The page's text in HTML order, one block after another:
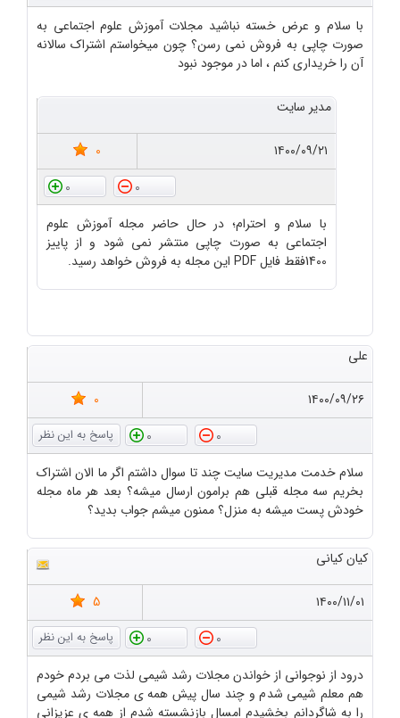
با سلام و عرض خسته نباشید مجلات آموزش علوم اجتماعی به
صورت چاپی به فروش نمی رسن؟ چون میخواستم اشتراک سالانه
آن را خریداری کنم ، اما در موجود نبود
مدیر سایت
۱۴۰۰/۰۹/۲۱
0
0
0
با سلام و احترام؛ در حال حاضر مجله آموزش علوم
اجتماعی به صورت چاپی منتشر نمی شود و از پاییز
1400فقط فایل PDF این مجله به فروش خواهد رسید.
علی
۱۴۰۰/۰۹/۲۶
0
0
0
سلام خدمت مدیریت سایت چند تا سوال داشتم اگر ما الان اشتراک
بخریم سه مجله قبلی هم برامون ارسال میشه؟ بعد هر ماه مجله
خودش پست میشه به منزل؟ ممنون میشم جواب بدید؟
کیان کیانی
۱۴۰۰/۱۱/۰۱
5
0
0
درود از نوجوانی از خواندن مجلات رشد شیمی لذت می بردم خودم
هم معلم شیمی شدم و چند سال پیش همه ی مجلات رشد شیمی
را به شاگردانم بخشیدم امسال بازنشسته شدم از همه ی عزیزانی